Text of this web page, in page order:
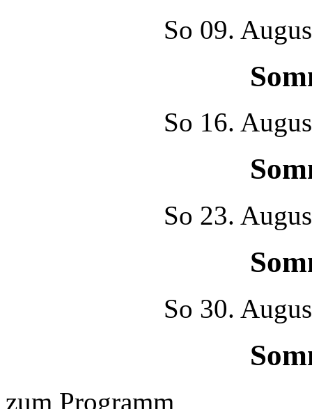
So 09.
So 16.
So 23.
So 30.
zum Programm